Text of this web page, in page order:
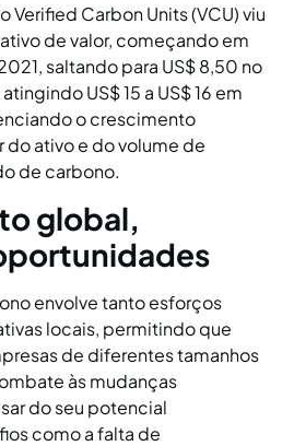
Verified Carbon Units (VCU) viu
de valor, começando em
saltando para US$ 8,50 no
US$ 15 a US$ 16 em
o crescimento
do ativo e do volume de
de carbono.
global,
envolve tanto esforços
locais, permitindo que
de diferentes tamanhos
às mudanças
do seu potencial
como a falta de